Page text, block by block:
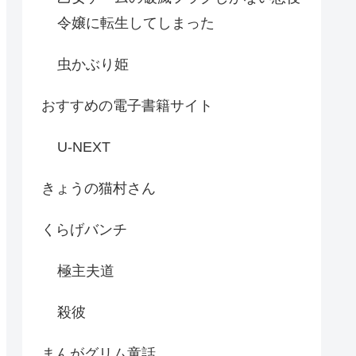
令嬢に転生してしまった
虫かぶり姫
おすすめの電子書籍サイト
U-NEXT
きょうの猫村さん
くらげバンチ
極主夫道
殺彼